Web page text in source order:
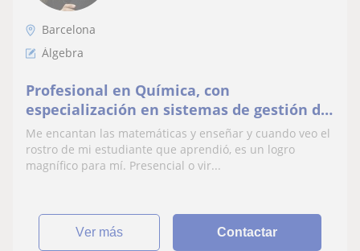
Barcelona
Álgebra
Profesional en Química, con
especialización en sistemas de gestión de
calidad. Con 5 años de experiencia en
clases particulares
Me encantan las matemáticas y enseñar y cuando veo el
rostro de mi estudiante que aprendió, es un logro
magnífico para mí. Presencial o vir...
ver más Contactar